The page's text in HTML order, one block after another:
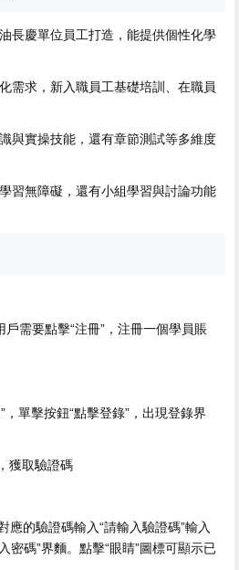
長慶單位員工打造，能提供個性化學
需求，新入職員工基礎培訓、在職員
與實操技能，還有章節測試等多維度
習無障礙，還有小組學習與討論功能
戶需要點擊“注冊”，注冊一個學員賬
，單擊按鈕“點擊登錄”，出現登錄界
獲取驗證碼
應的驗證碼輸入“請輸入驗證碼”輸入
密碼”界麵。點擊“眼睛”圖標可顯示已